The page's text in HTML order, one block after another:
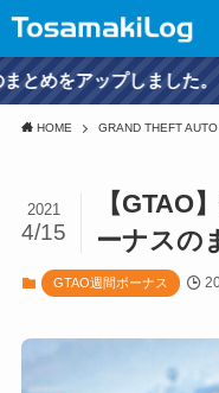
た。（次回の更新は10/
HOME GRAND THEFT
【GTAO
ーナスの
2021
4/15
GTAO週間ボーナス